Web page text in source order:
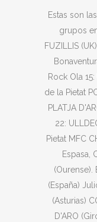
Estas son
grupos
FUZILLIS
Rock Ola
de la Pietat
PLATJA
22:
Pietat MFC
Espasa,
(Ourense).
(España)
(Asturias)
D'ARO